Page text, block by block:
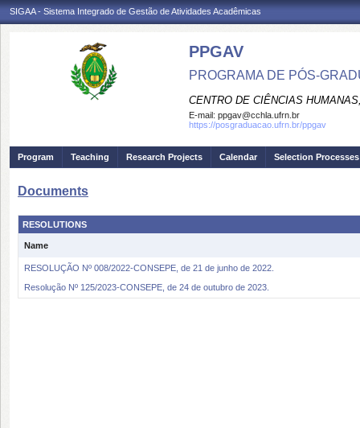
SIGAA - Sistema Integrado de Gestão de Atividades Acadêmicas
PPGAV
PROGRAMA DE PÓS-
CENTRO DE CIÊNCIAS
E-mail: ppgav@cchla.ufrn.br
https://posgraduacao.ufrn.br/ppgav
Program Teaching Research Projects Calendar Selection Processes
Documents
RESOLUTIONS
Name
RESOLUÇÃO Nº 008/2022-CONSEPE, de 21 de junho de 2022.
Resolução Nº 125/2023-CONSEPE, de 24 de outubro de 2023.